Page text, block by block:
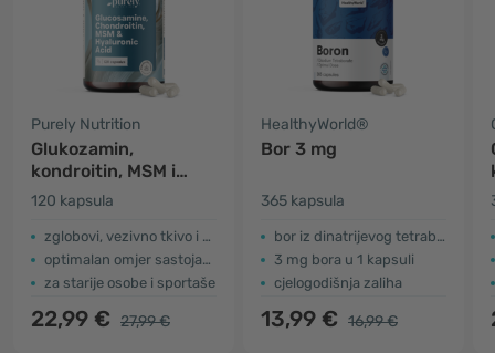
Purely Nutrition
Glukozamin,
kondroitin, MSM i
hijaluronska kiselina
120 kapsula
zglobovi, vezivno tkivo i hrskavica
optimalan omjer sastojaka
za starije osobe i sportaše
22,99 € 27,99 €
HealthyWorld®
Bor 3 mg
365 kapsula
bor iz dinatrijevog tetraborata
3 mg bora u 1 kapsuli
cjelogodišnja zaliha
13,99 € 16,99 €